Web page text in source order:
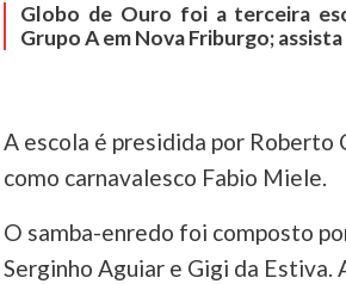
Globo de Ouro foi a terceira
Grupo A em Nova Friburgo;
A escola é presidida por Roberto
como carnavalesco Fabio Miele.
O samba-enredo foi composto
Serginho Aguiar e Gigi da Estiva.